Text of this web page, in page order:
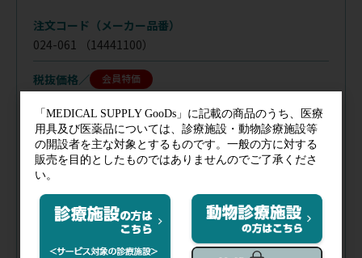
注文コード（メーカー品番）
024-061 （14441100）
税抜価格 会員特価
規格／CAP サイズ(cm)／4×4
入数／1個(64枚)
在庫